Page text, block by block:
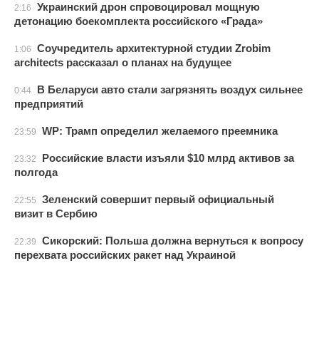
2:16
Украинский дрон спровоцировал мощную
детонацию боекомплекта российского «Града»
1:06
Соучредитель архитектурной студии Zrobim
architects рассказал о планах на будущее
0:44
В Беларуси авто стали загрязнять воздух сильнее
предприятий
23:59 WP: Трамп определил желаемого преемника
23:32
Российские власти изъяли $10 млрд активов за
полгода
22:55
Зеленский совершит первый официальный
визит в Сербию
22:39
Сикорский: Польша должна вернуться к вопросу
перехвата российских ракет над Украиной